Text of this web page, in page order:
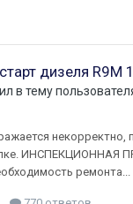
дизеля R9M
в тему
некорректно,
ИНСПЕКЦИОННАЯ
ремонта...